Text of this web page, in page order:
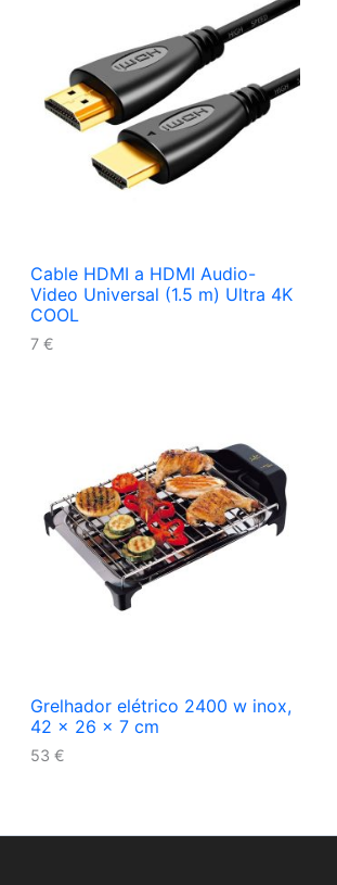
Cable HDMI a HDMI Audio-
Video Universal (1.5 m) Ultra 4K
COOL
7 €
Grelhador elétrico 2400 w inox,
42 x 26 x 7 cm
53 €